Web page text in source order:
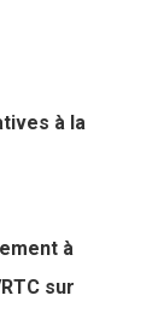
à la
à
sur